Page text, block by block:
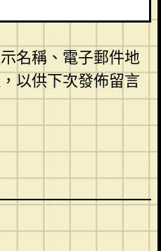
名稱、電子郵件地
以供下次發佈留言